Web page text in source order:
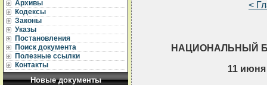
Архивы
Кодексы
Законы
Указы
Постановления
Поиск документа
Полезные ссылки
Контакты
Новые документы
<
НАЦИОНАЛЬНЫЙ
11 июня